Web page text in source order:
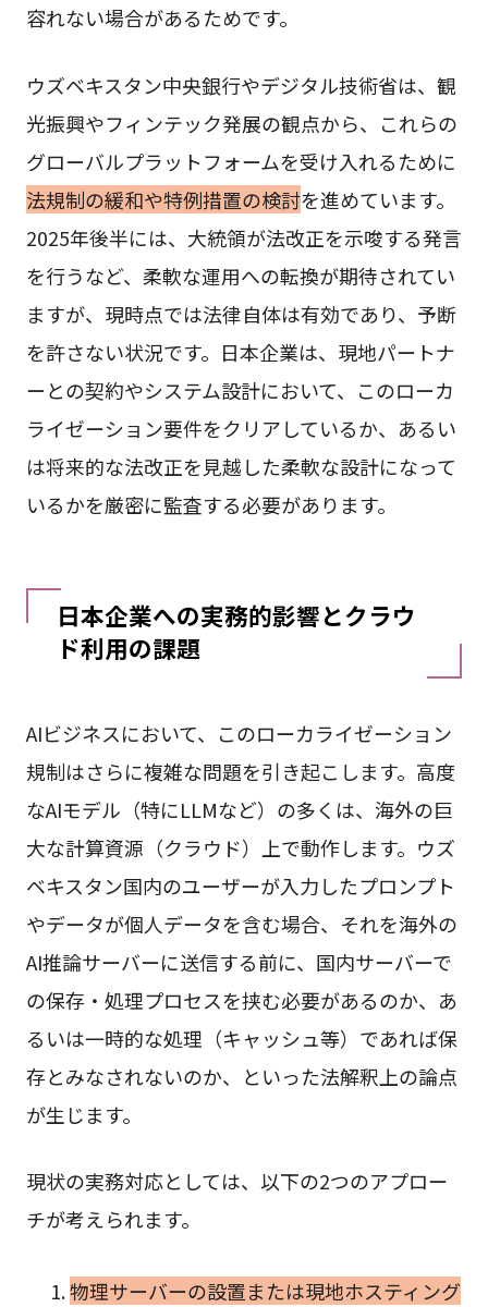
容れない場合があるためです。
ウズベキスタン中央銀行やデジタル技術省は、観
光振興やフィンテック発展の観点から、これらの
グローバルプラットフォームを受け入れるために
法規制の緩和や特例措置の検討を進めています。
2025年後半には、大統領が法改正を示唆する発言
を行うなど、柔軟な運用への転換が期待されてい
ますが、現時点では法律自体は有効であり、予断
を許さない状況です。日本企業は、現地パートナ
ーとの契約やシステム設計において、このローカ
ライゼーション要件をクリアしているか、あるい
は将来的な法改正を見越した柔軟な設計になって
いるかを厳密に監査する必要があります。
日本企業への実務的影響とクラウ
ド利用の課題
AIビジネスにおいて、このローカライゼーション
規制はさらに複雑な問題を引き起こします。高度
なAIモデル（特にLLMなど）の多くは、海外の巨
大な計算資源（クラウド）上で動作します。ウズ
ベキスタン国内のユーザーが入力したプロンプト
やデータが個人データを含む場合、それを海外の
AI推論サーバーに送信する前に、国内サーバーで
の保存・処理プロセスを挟む必要があるのか、あ
るいは一時的な処理（キャッシュ等）であれば保
存とみなされないのか、といった法解釈上の論点
が生じます。
現状の実務対応としては、以下の2つのアプロー
チが考えられます。
物理サーバーの設置または現地ホスティング